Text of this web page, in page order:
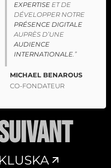
EXPERTISE ET DE
DÉVELOPPER NOTRE
PRÉSENCE DIGITALE
AUPRÈS D’UNE
AUDIENCE
INTERNATIONALE.”
MICHAEL BENAROUS
CO-FONDATEUR